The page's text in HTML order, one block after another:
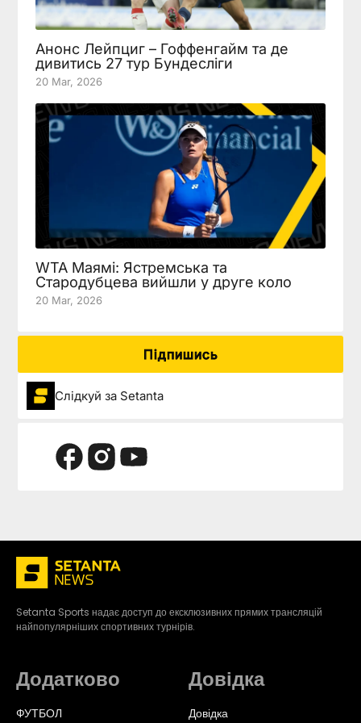
Анонс Лейпциг – Гоффенгайм та де
дивитись 27 тур Бундесліги
20 Mar, 2026
WTA Маямі: Ястремська та
Стародубцева вийшли у друге коло
20 Mar, 2026
Підпишись
Слідкуй за Setanta
Setanta Sports надає доступ до ексклюзивних прямих трансляцій
найпопулярніших спортивних турнірів.
Додатково
ФУТБОЛ
Довідка
Довідка